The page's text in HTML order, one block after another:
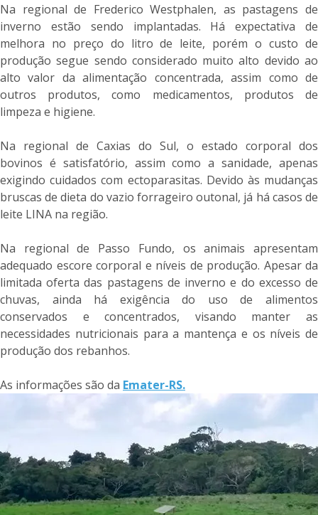
Na regional de Frederico Westphalen, as pastagens de
inverno estão sendo implantadas. Há expectativa de
melhora no preço do litro de leite, porém o custo de
produção segue sendo considerado muito alto devido ao
alto valor da alimentação concentrada, assim como de
outros produtos, como medicamentos, produtos de
limpeza e higiene.
Na regional de Caxias do Sul, o estado corporal dos
bovinos é satisfatório, assim como a sanidade, apenas
exigindo cuidados com ectoparasitas. Devido às mudanças
bruscas de dieta do vazio forrageiro outonal, já há casos de
leite LINA na região.
Na regional de Passo Fundo, os animais apresentam
adequado escore corporal e níveis de produção. Apesar da
limitada oferta das pastagens de inverno e do excesso de
chuvas, ainda há exigência do uso de alimentos
conservados e concentrados, visando manter as
necessidades nutricionais para a mantença e os níveis de
produção dos rebanhos.
As informações são da Emater-RS.